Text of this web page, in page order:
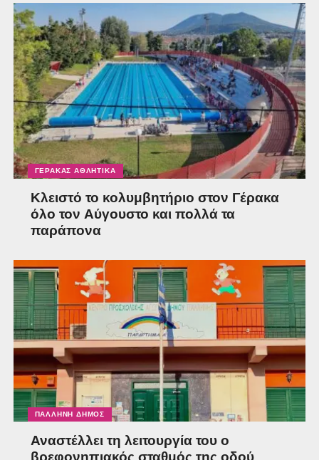
ΓΈΡΑΚΑΣ ΑΘΛΗΤΙΚΆ
Κλειστό το κολυμβητήριο στον Γέρακα
όλο τον Αύγουστο και πολλά τα
παράπονα
ΠΑΛΛΉΝΗ ΔΉΜΟΣ
Αναστέλλει τη λειτουργία του ο